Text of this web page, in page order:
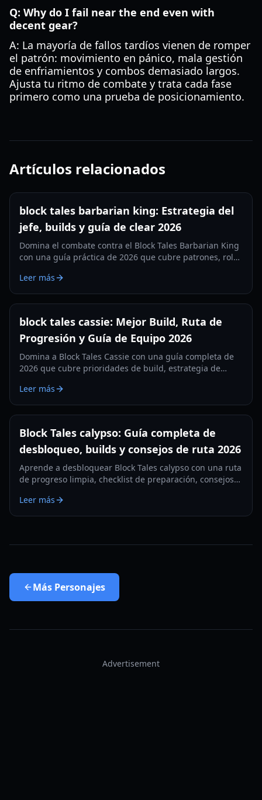
Q: Why do I fail near the end even with
decent gear?
A: La mayoría de fallos tardíos vienen de romper
el patrón: movimiento en pánico, mala gestión
de enfriamientos y combos demasiado largos.
Ajusta tu ritmo de combate y trata cada fase
primero como una prueba de posicionamiento.
Artículos relacionados
block tales barbarian king: Estrategia del
jefe, builds y guía de clear 2026
Domina el combate contra el Block Tales Barbarian King
con una guía práctica de 2026 que cubre patrones, roles
rápido.
Leer más
block tales cassie: Mejor Build, Ruta de
Progresión y Guía de Equipo 2026
Domina a Block Tales Cassie con una guía completa de
2026 que cubre prioridades de build, estrategia de
comunes que debes evitar.
Leer más
Block Tales calypso: Guía completa de
desbloqueo, builds y consejos de ruta 2026
Aprende a desbloquear Block Tales calypso con una ruta
de progreso limpia, checklist de preparación, consejos
Leer más
Más Personajes
Advertisement